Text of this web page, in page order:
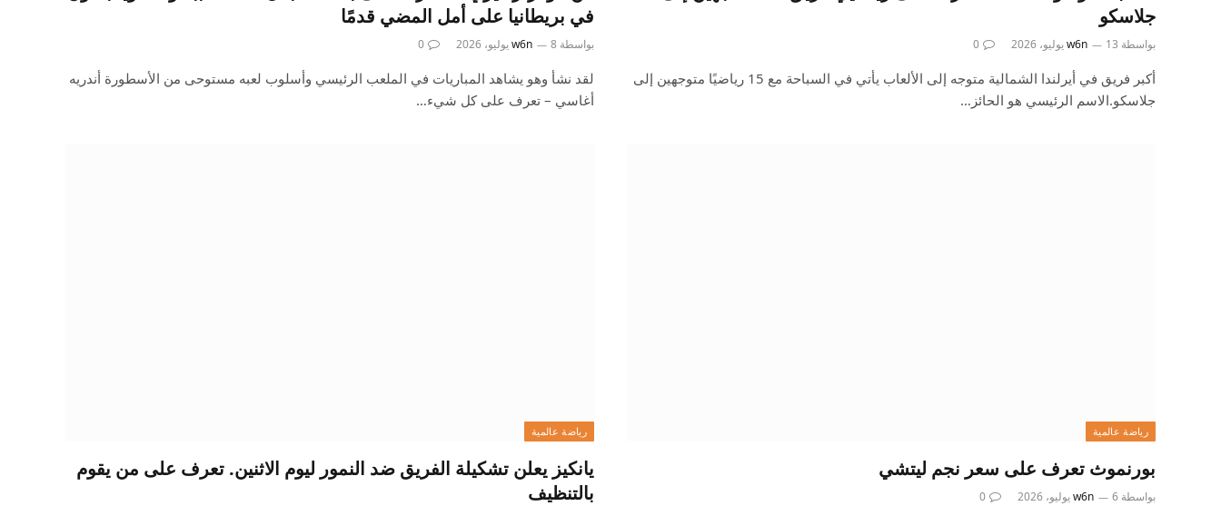
جلاسكو
بواسطة w6n 13 يوليو، 2026 0
أكبر فريق في أيرلندا الشمالية متوجه إلى الألعاب يأتي في السباحة مع 15 رياضيًا متوجهين إلى
جلاسكو.الاسم الرئيسي هو الحائز…
في بريطانيا على أمل المضي قدمًا
بواسطة w6n 8 يوليو، 2026 0
لقد نشأ وهو يشاهد المباريات في الملعب الرئيسي وأسلوب لعبه مستوحى من الأسطورة أندريه
أغاسي – تعرف على كل شيء…
رياضة عالمية
بورنموث تعرف على سعر نجم ليتشي
بواسطة w6n 6 يوليو، 2026 0
رياضة عالمية
يانكيز يعلن تشكيلة الفريق ضد النمور ليوم الاثنين. تعرف على من يقوم
بالتنظيف